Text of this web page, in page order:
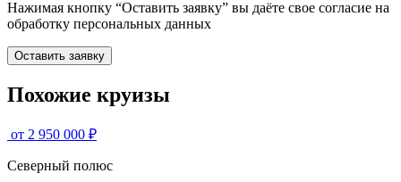
Нажимая кнопку “Оставить заявку” вы даёте свое согласие на
обработку персональных данных
Оставить заявку
Похожие круизы
от 2 950 000 ₽
Северный полюс